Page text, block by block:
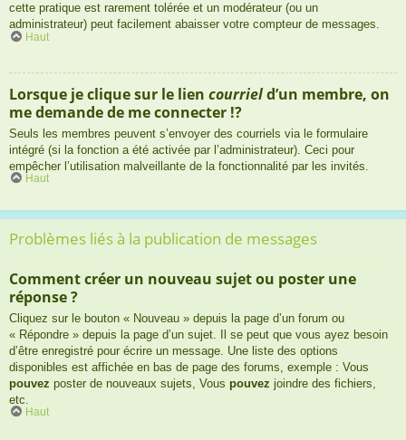
cette pratique est rarement tolérée et un modérateur (ou un
administrateur) peut facilement abaisser votre compteur de messages.
Haut
Lorsque je clique sur le lien courrield’un membre, on
me demande de me connecter !?
Seuls les membres peuvent s’envoyer des courriels via le formulaire
intégré (si la fonction a été activée par l’administrateur). Ceci pour
empêcher l’utilisation malveillante de la fonctionnalité par les invités.
Haut
Problèmes liés à la publication de messages
Comment créer un nouveau sujet ou poster une
réponse ?
Cliquez sur le bouton « Nouveau » depuis la page d’un forum ou
« Répondre » depuis la page d’un sujet. Il se peut que vous ayez besoin
d’être enregistré pour écrire un message. Une liste des options
disponibles est affichée en bas de page des forums, exemple : Vous
pouvez poster de nouveaux sujets, Vous pouvez joindre des fichiers,
etc.
Haut